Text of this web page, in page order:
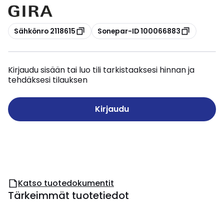
Kopioi
Sähkönro 2118615 Kopioi
Sonepar-ID 100066883
Kirjaudu sisään tai luo tili tarkistaaksesi hinnan ja
tehdäksesi tilauksen
Kirjaudu
Katso tuotedokumentit
Tärkeimmät tuotetiedot